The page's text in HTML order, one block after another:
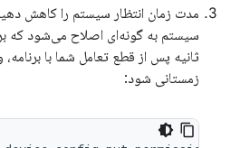
مدت زمان انتظار سیستم را کاهش
سیستم به گونه‌ای اصلاح می‌شود که
ثانیه پس از قطع تعامل شما با
زمستانی شود: